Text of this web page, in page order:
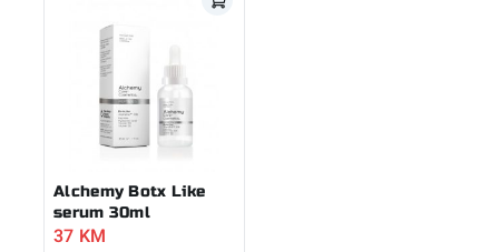
Alchemy Botx Like
serum 30ml
37 KM